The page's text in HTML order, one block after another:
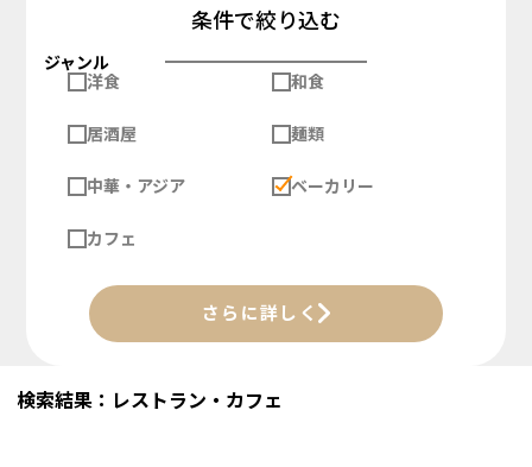
条件で絞り込む
ジャンル
洋食
和食
居酒屋 麺類
中華・アジア ベーカリー
カフェ
さらに詳しく
検索結果：レストラン・カフェ